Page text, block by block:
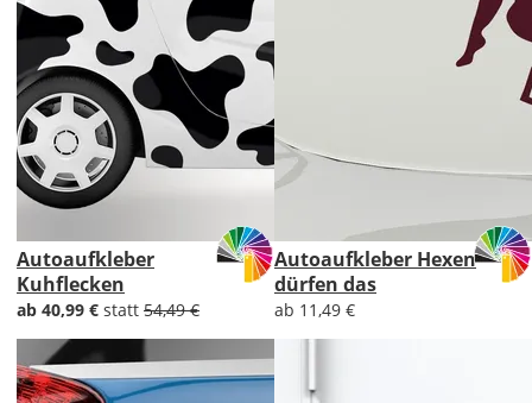
Autoaufkleber
Kuhflecken
ab 40,99 € statt 54,49 €
Autoaufkleber Hexen
dürfen das
ab 11,49 €